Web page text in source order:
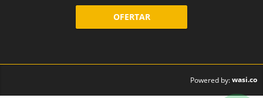
OFERTAR
Powered by:wasi.co